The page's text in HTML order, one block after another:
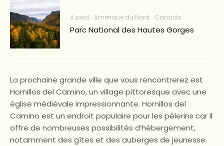
A pied Amérique du Nord Canada
Parc National des Hautes Gorges
La prochaine grande ville que vous rencontrerez est
Hornillos del Camino, un village pittoresque avec une
église médiévale impressionnante. Hornillos del
Camino est un endroit populaire pour les pèlerins car il
offre de nombreuses possibilités d’hébergement,
notamment des gîtes et des auberges de jeunesse.